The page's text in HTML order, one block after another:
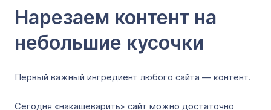
Нарезаем контент на
небольшие кусочки
Первый важный ингредиент любого сайта — контент.
Сегодня «накашеварить» сайт можно достаточно